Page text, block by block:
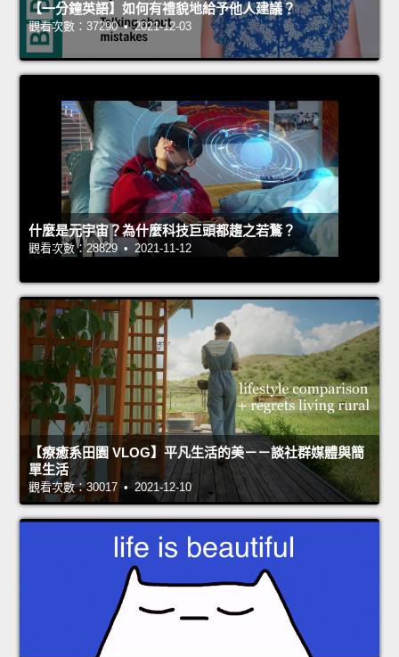
【一分鐘英語】如何有禮貌地給予他人建議？
觀看次數：37290 • 2021-12-03
什麼是元宇宙？為什麼科技巨頭都趨之若鶩？
觀看次數：28829 • 2021-11-12
【療癒系田園 VLOG】平凡生活的美－－談社群媒體與簡
單生活
觀看次數：30017 • 2021-12-10